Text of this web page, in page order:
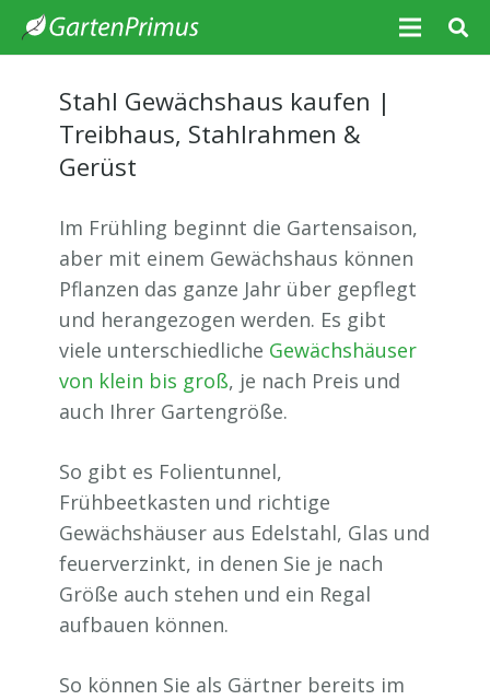
Stahl Gewächshaus kaufen |
Treibhaus, Stahlrahmen &
Gerüst
Im Frühling beginnt die Gartensaison,
aber mit einem Gewächshaus können
Pflanzen das ganze Jahr über gepflegt
und herangezogen werden. Es gibt
viele unterschiedliche Gewächshäuser
von klein bis groß, je nach Preis und
auch Ihrer Gartengröße.
So gibt es Folientunnel,
Frühbeetkasten und richtige
Gewächshäuser aus Edelstahl, Glas und
feuerverzinkt, in denen Sie je nach
Größe auch stehen und ein Regal
aufbauen können.
So können Sie als Gärtner bereits im